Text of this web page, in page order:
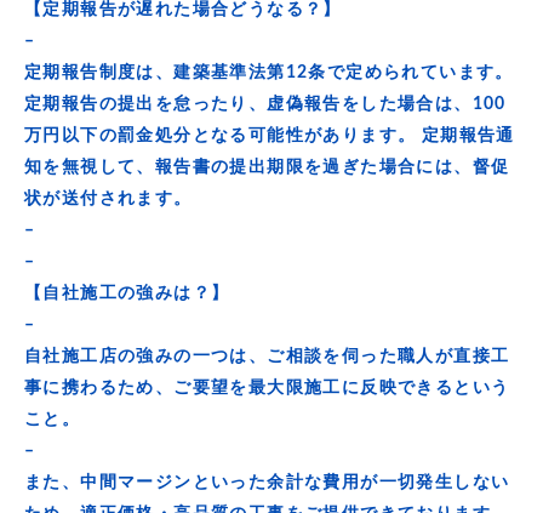
【定期報告が遅れた場合どうなる？】
–
定期報告制度は、建築基準法第12条で定められています。
定期報告の提出を怠ったり、虚偽報告をした場合は、100
万円以下の罰金処分となる可能性があります。 定期報告通
知を無視して、報告書の提出期限を過ぎた場合には、督促
状が送付されます。
–
–
【自社施工の強みは？】
–
自社施工店の強みの一つは、ご相談を伺った職人が直接工
事に携わるため、ご要望を最大限施工に反映できるという
こと。
–
また、中間マージンといった余計な費用が一切発生しない